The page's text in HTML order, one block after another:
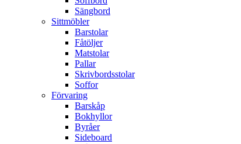
Sängbord
Sittmöbler
Barstolar
Fåtöljer
Matstolar
Pallar
Skrivbordsstolar
Soffor
Förvaring
Barskåp
Bokhyllor
Byråer
Sideboard